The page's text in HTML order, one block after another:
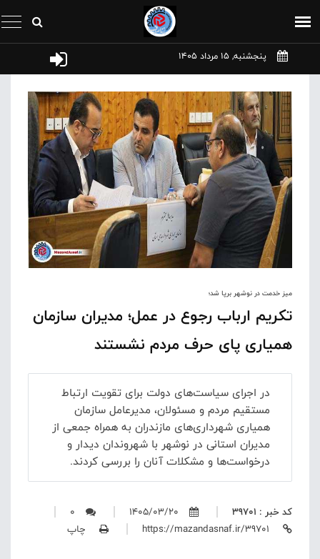
پنجشنبه, 15 مرداد 1405
میز خدمت در نوشهر برپا شد؛
تکریم ارباب رجوع در عمل؛ مدیران سازمان
همیاری پای حرف مردم نشستند
در اجرای سیاست‌های دولت برای تقویت ارتباط
مستقیم مردم و مسئولان، مدیرعامل سازمان
همیاری شهرداری‌های مازندران به همراه جمعی از
مدیران استانی در نوشهر با شهروندان دیدار و
درخواست‌ها و مشکلات آنان را بررسی کردند.
کد خبر : 39701 1405/03/20
0
چاپ